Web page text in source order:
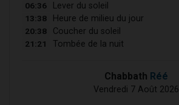
06:36 Lever du soleil
13:38 Heure de milieu du jour
20:38 Coucher du soleil
21:21 Tombée de la nuit
Chabbath Réé
Vendredi 7 Août 2026